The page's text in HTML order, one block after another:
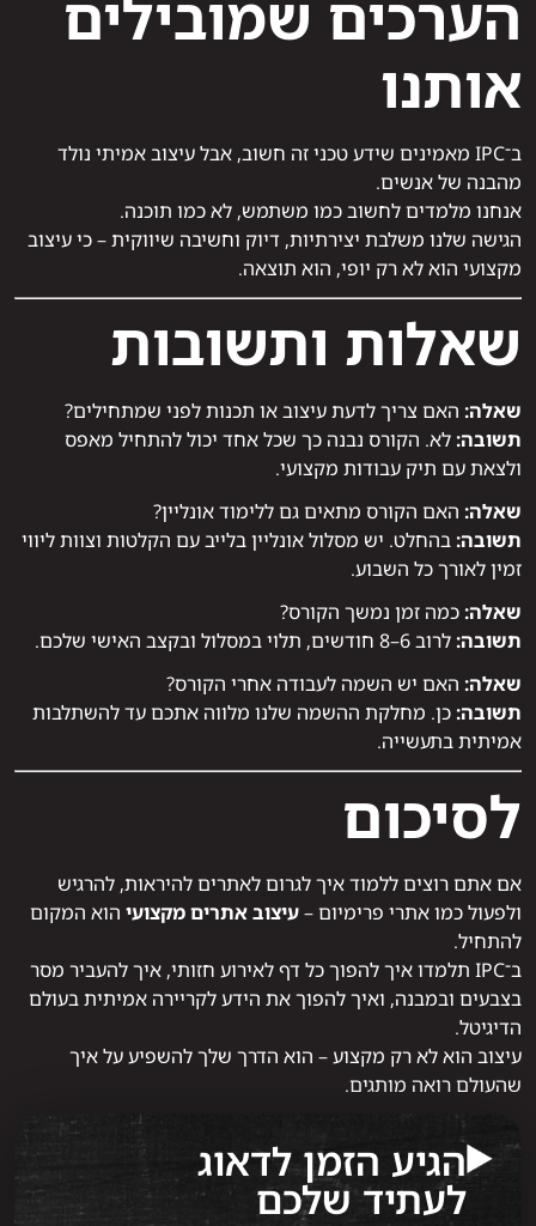
הערכים שמובילים
אותנו
ב־IPC מאמינים שידע טכני זה חשוב, אבל עיצוב אמיתי נולד
מהבנה של אנשים.
אנחנו מלמדים לחשוב כמו משתמש, לא כמו תוכנה.
הגישה שלנו משלבת יצירתיות, דיוק וחשיבה שיווקית – כי עיצוב
מקצועי הוא לא רק יופי, הוא תוצאה.
שאלות ותשובות
שאלה: האם צריך לדעת עיצוב או תכנות לפני שמתחילים?
תשובה:לא. הקורס נבנה כך שכל אחד יכול להתחיל מאפס
ולצאת עם תיק עבודות מקצועי.
שאלה: האם הקורס מתאים גם ללימוד אונליין?
תשובה:בהחלט. יש מסלול אונליין בלייב עם הקלטות וצוות ליווי
זמין לאורך כל השבוע.
שאלה:כמה זמן נמשך הקורס?
תשובה:לרוב 6–8 חודשים, תלוי במסלול ובקצב האישי שלכם.
שאלה: האם יש השמה לעבודה אחרי הקורס?
תשובה:כן. מחלקת ההשמה שלנו מלווה אתכם עד להשתלבות
אמיתית בתעשייה.
לסיכום
אם אתם רוצים ללמוד איך לגרום לאתרים להיראות, להרגיש
ולפעול כמו אתרי פרימיום –עיצוב אתרים מקצועי הוא המקום
להתחיל.
ב־IPC תלמדו איך להפוך כל דף לאירוע חזותי, איך להעביר מסר
בצבעים ובמבנה, ואיך להפוך את הידע לקריירה אמיתית בעולם
הדיגיטל.
עיצוב הוא לא רק מקצוע – הוא הדרך שלך להשפיע על איך
שהעולם רואה מותגים.
הגיע הזמן לדאוג
לעתיד שלכם